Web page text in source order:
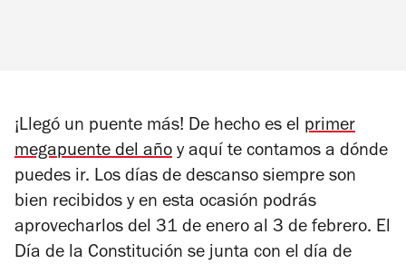
¡Llegó un puente más! De hecho es el primer
megapuente del año y aquí te contamos a dónde
puedes ir. Los días de descanso siempre son
bien recibidos y en esta ocasión podrás
aprovecharlos del 31 de enero al 3 de febrero. El
Día de la Constitución se junta con el día de